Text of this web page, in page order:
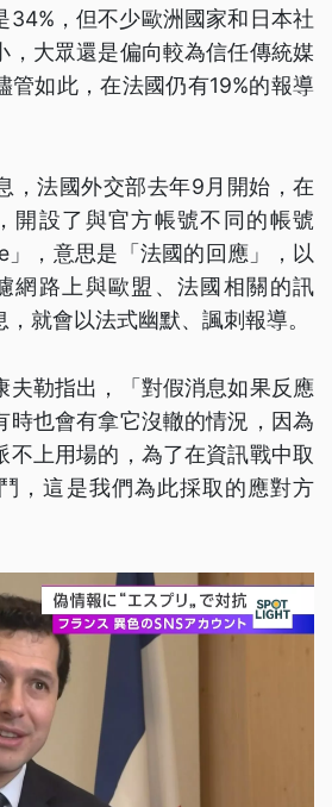
34%，但不少歐洲國家和日本社
，大眾還是偏向較為信任傳統媒
管如此，在法國仍有19%的報導
，法國外交部去年9月開始，在
開設了與官方帳號不同的帳號
」，意思是「法國的回應」，以
網路上與歐盟、法國相關的訊
就會以法式幽默、諷刺報導。
夫勒指出，「對假消息如果反應
時也會有拿它沒轍的情況，因為
不上用場的，為了在資訊戰中取
，這是我們為此採取的應對方